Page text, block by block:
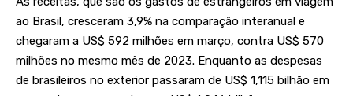
ao Brasil, cresceram 3,9% na comparação interanual e
chegaram a US$ 592 milhões em março, contra US$ 570
milhões no mesmo mês de 2023. Enquanto as despesas
de brasileiros no exterior passaram de US$ 1,115 bilhão em